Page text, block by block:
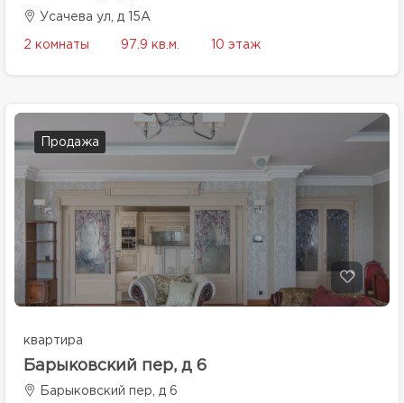
Усачева ул, д 15А
2 комнаты 97.9 кв.м. 10 этаж
Продажа
квартира
Барыковский пер, д 6
Барыковский пер, д 6